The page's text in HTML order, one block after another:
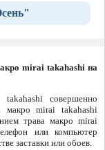
mirai takahashi на
совершенно
макро mirai takahashi
трава макро mirai
или компьютер
заставки или обоев.